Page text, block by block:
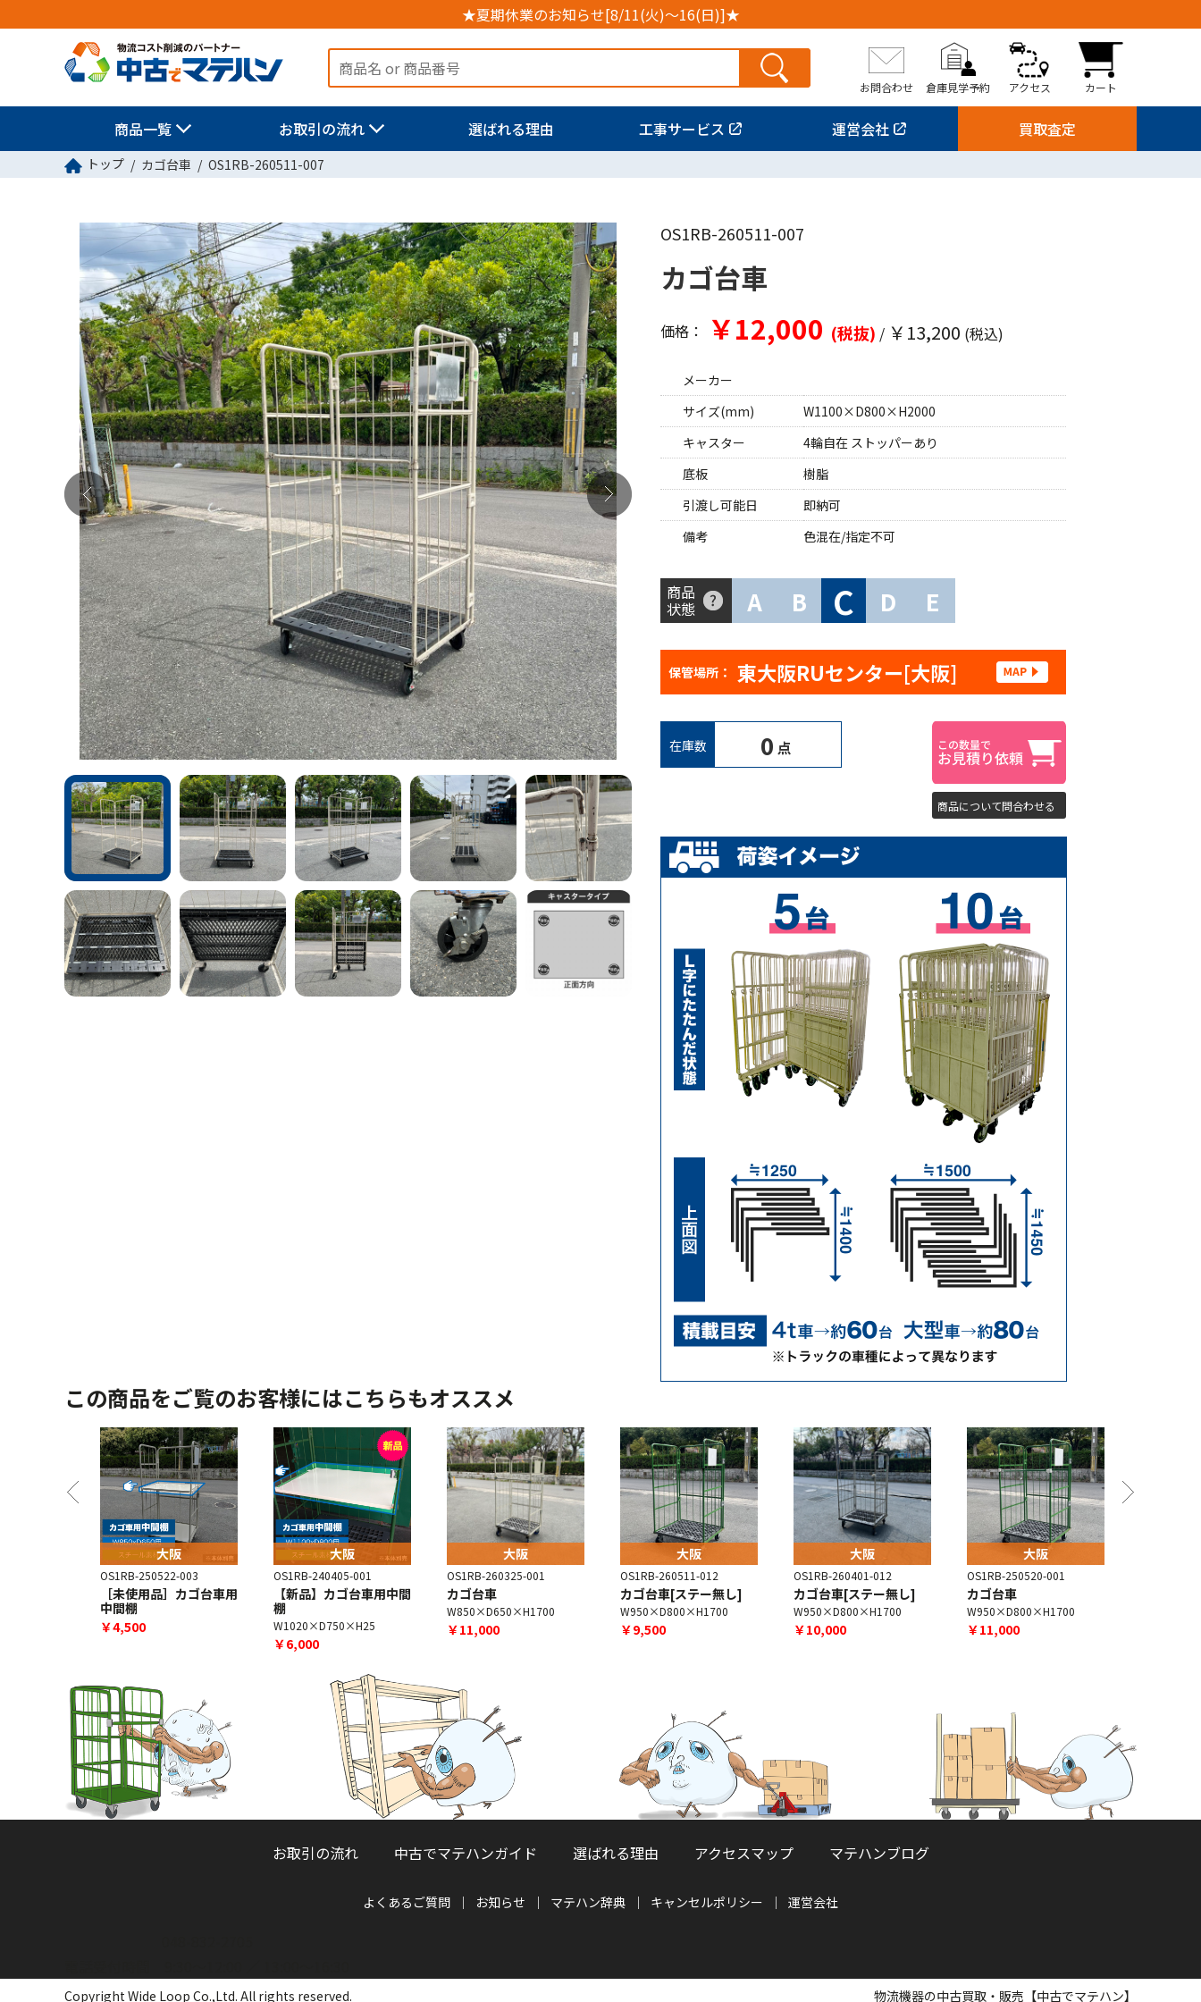
★夏期休業のお知らせ[8/11(火)～16(日)]★
お問合わせ 倉庫見学予約 アクセス カート
商品一覧 お取引の流れ 選ばれる理由 工事サービス 運営会社 買取査定
トップ カゴ台車 OS1RB-260511-007
OS1RB-260511-007
カゴ台車
価格： ￥12,000 (税抜) / ￥13,200 (税込)
メーカー
サイズ(mm)
W1100×D800×H2000
キャスター
4輪自在 ストッパーあり
底板
樹脂
引渡し可能日
即納可
備考
色混在/指定不可
商品
状態 A B C D E
保管場所： 東大阪RUセンター[大阪]
在庫数 0 点
商品について問合わせる
この商品をご覧のお客様にはこちらもオススメ
大阪
OS1RB-250522-003
［未使用品］カゴ台車用
中間棚
￥4,500
大阪
OS1RB-240405-001
【新品】カゴ台車用中間
棚
W1020×D750×H25
￥6,000
大阪
OS1RB-260325-001
カゴ台車
W850×D650×H1700
￥11,000
大阪
OS1RB-260511-012
カゴ台車[ステー無し]
W950×D800×H1700
￥9,500
大阪
OS1RB-260401-012
カゴ台車[ステー無し]
W950×D800×H1700
￥10,000
大阪
OS1RB-250520-001
カゴ台車
W950×D800×H1700
￥11,000
お取引の流れ 中古でマテハンガイド 選ばれる理由 アクセスマップ マテハンブログ
よくあるご質問 お知らせ マテハン辞典 キャンセルポリシー 運営会社
Copyright Wide Loop Co.,Ltd. All rights reserved. 物流機器の中古買取・販売【中古でマテハン】